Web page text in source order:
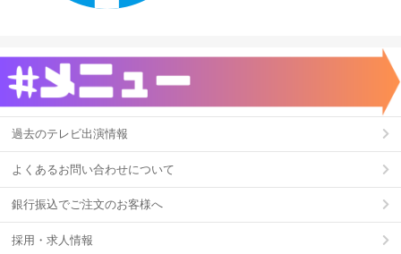
過去のテレビ出演情報
よくあるお問い合わせについて
銀行振込でご注文のお客様へ
採用・求人情報